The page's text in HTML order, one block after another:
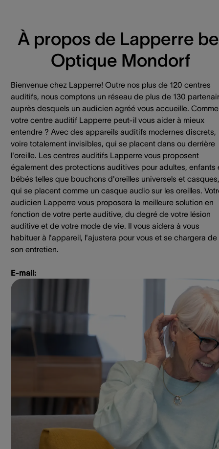
À propos de Lapperre
Optique Mondorf
Bienvenue chez Lapperre! Outre nos plus de 120 centres
auditifs, nous comptons un réseau de plus de 130
auprès desquels un audicien agréé vous accueille.
votre centre auditif Lapperre peut-il vous aider à mieux
entendre ? Avec des appareils auditifs modernes discrets,
voire totalement invisibles, qui se placent dans ou derrière
l'oreille. Les centres auditifs Lapperre vous proposent
également des protections auditives pour adultes, enfants
bébés telles que bouchons d'oreilles universels et casques,
qui se placent comme un casque audio sur les oreilles.
audicien Lapperre vous proposera la meilleure solution en
fonction de votre perte auditive, du degré de votre lésion
auditive et de votre mode de vie. Il vous aidera à vous
habituer à l'appareil, l'ajustera pour vous et se chargera de
son entretien.
E-mail: